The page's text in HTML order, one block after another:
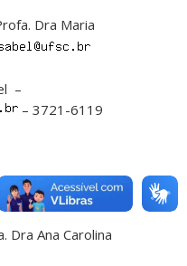
Dra Maria
–
– 3721-6119
Dra Ana Carolina